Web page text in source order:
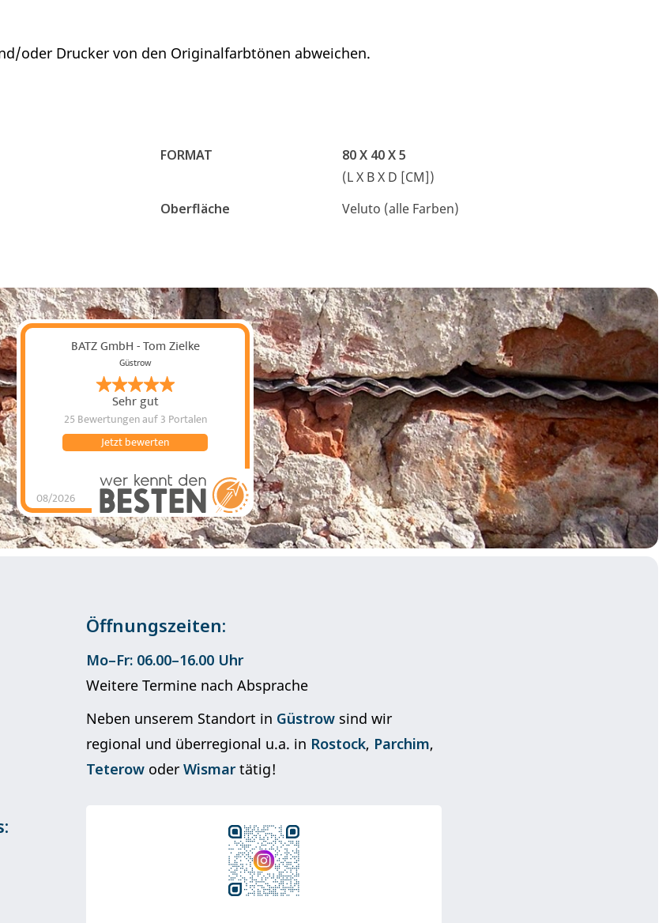
oder Drucker von den Originalfarbtönen abweichen.
FORMAT
80 X 40 X 5
(L X B X D [CM])
Oberfläche
Veluto (alle Farben)
Öffnungszeiten:
Mo–Fr: 06.00–16.00 Uhr
Weitere Termine nach Absprache
Neben unserem Standort in Güstrow sind wir
regional und überregional u.a. in Rostock, Parchim,
Teterow oderWismartätig!
BATZ GmbH - Tom Zielke
Güstrow
Sehr gut
25 Bewertungenauf 3 Portalen
08/2026
Jetzt bewerten
BATZ GmbH - Tom
Zielkehat4.85von5
Sternen |25BATZ
GmbH - Tom
ZielkeBewertungen